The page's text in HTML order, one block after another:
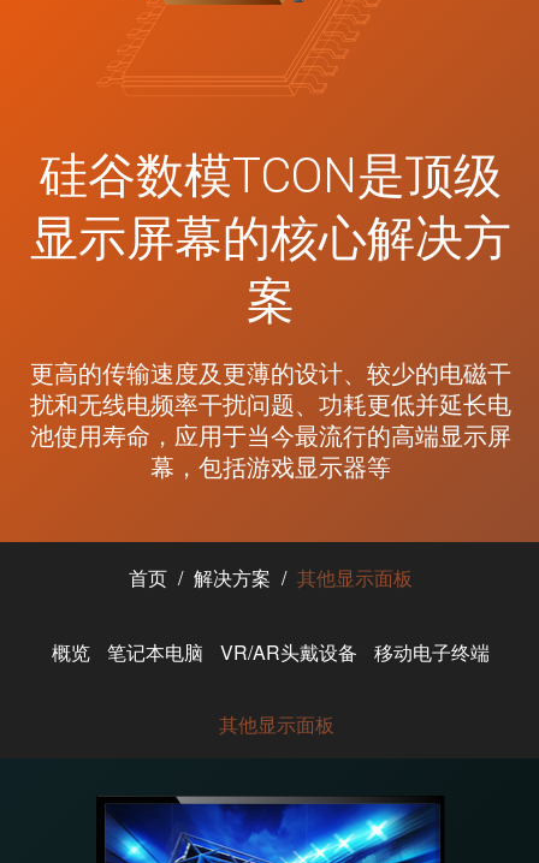
硅谷数模TCON是顶级
显示屏幕的核心解决方
案
更高的传输速度及更薄的设计、较少的电磁干
扰和无线电频率干扰问题、功耗更低并延长电
池使用寿命，应用于当今最流行的高端显示屏
幕，包括游戏显示器等
首页 解决方案 其他显示面板
概览 笔记本电脑 VR/AR头戴设备 移动电子终端
其他显示面板